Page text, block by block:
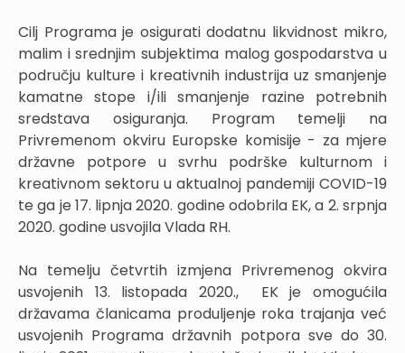
Cilj Programa je osigurati dodatnu likvidnost mikro,
malim i srednjim subjektima malog gospodarstva u
području kulture i kreativnih industrija uz smanjenje
kamatne stope i/ili smanjenje razine potrebnih
sredstava osiguranja. Program temelji na
Privremenom okviru Europske komisije - za mjere
državne potpore u svrhu podrške kulturnom i
kreativnom sektoru u aktualnoj pandemiji COVID-19
te ga je 17. lipnja 2020. godine odobrila EK, a 2. srpnja
2020. godine usvojila Vlada RH.
Na temelju četvrtih izmjena Privremenog okvira
usvojenih 13. listopada 2020., EK je omogućila
državama članicama produljenje roka trajanja već
usvojenih Programa državnih potpora sve do 30.